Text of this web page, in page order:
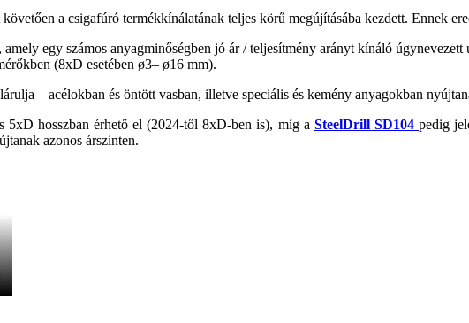
a csigafúró termékkínálatának teljes körű megújításába kezdett. Ennek
amely egy számos anyagminőségben jó ár / teljesítmény arányt kínáló
(8xD esetében ø3– ø16 mm).
– acélokban és öntött vasban, illetve speciális és kemény anyagokban
5xD hosszban érhető el (2024-től 8xD-ben is), míg a SteelDrill SD104 pedig
azonos árszinten.